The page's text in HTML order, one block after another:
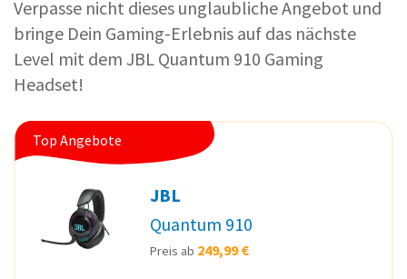
Verpasse nicht dieses unglaubliche Angebot und
bringe Dein Gaming-Erlebnis auf das nächste
Level mit dem JBL Quantum 910 Gaming
Headset!
Top Angebote
JBL
Quantum 910
Preis ab 249,99 €